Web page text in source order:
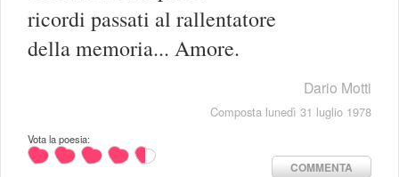
ricordi passati al rallentatore
della memoria... Amore.
Dario Motti
Composta lunedì 31 luglio 1978
Vota la poesia:
COMMENTA